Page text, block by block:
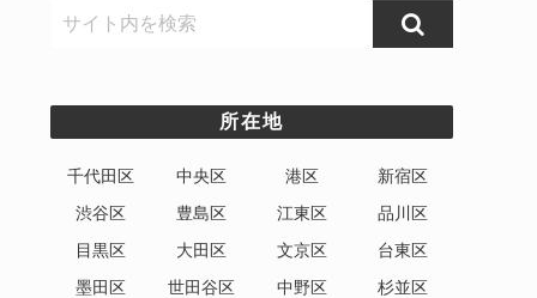
所在地
千代田区 中央区 港区
新宿区
渋谷区
豊島区 江東区
品川区
目黒区
大田区 文京区
台東区
墨田区
世田谷区 中野区
杉並区